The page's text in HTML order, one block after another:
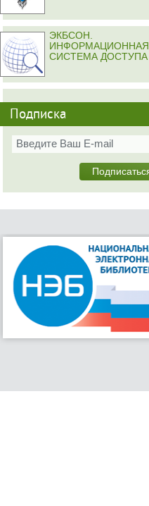
ЭКБСОН.
ИНФОРМАЦИОННАЯ
СИСТЕМА ДОСТУПА
Подписка